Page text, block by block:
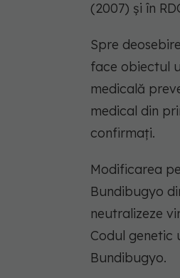
(2007) și în
Spre
face obiectul
medicală
medical din
confirmați.
Modificarea
Bundibugyo
neutralizeze
Codul genetic
Bundibugyo.